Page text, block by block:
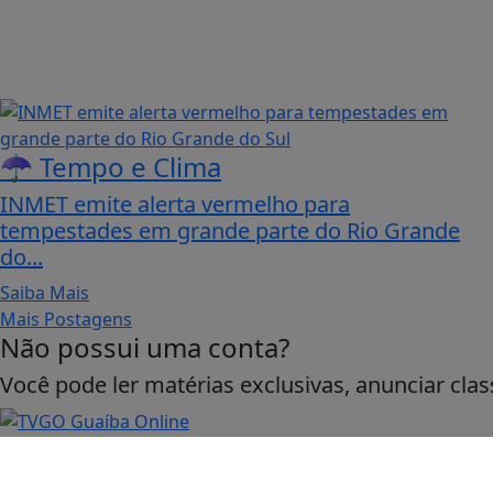
☂️ Tempo e Clima
INMET emite alerta vermelho para
tempestades em grande parte do Rio Grande
do...
Saiba Mais
Mais Postagens
Não possui uma conta?
Você pode ler matérias exclusivas, anunciar
Termos de Uso e Privacidade
Esse site utiliza cookies para melhorar sua
concorda com nossos Termos de Uso e
PARA MAIS INFORMAÇÕES,